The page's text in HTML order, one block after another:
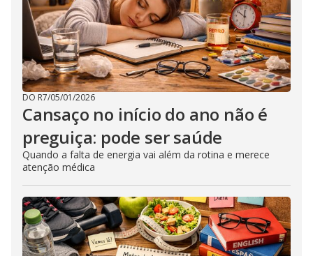
DO R7/05/01/2026
Cansaço no início do ano não é
preguiça: pode ser saúde
Quando a falta de energia vai além da rotina e merece
atenção médica